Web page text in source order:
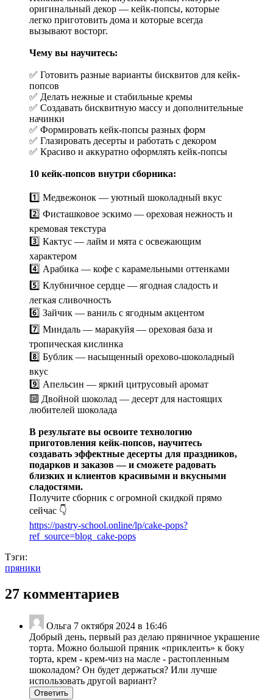
оригинальный декор — кейк-попсы, которые
легко приготовить дома и которые всегда
вызывают восторг.
Чему вы научитесь:
✅ Готовить разные варианты бисквитов для кейк-
попсов
✅ Делать нежные и стабильные кремы
✅ Создавать бисквитную массу и дополнительные
начинки
✅ Формировать кейк-попсы разных форм
✅ Глазировать десерты и работать с декором
✅ Красиво и аккуратно оформлять кейк-попсы
10 кейк-попсов внутри сборника:
1️⃣ Медвежонок — уютный шоколадный вкус
2️⃣ Фисташковое эскимо — ореховая нежность и
кремовая текстура
3️⃣ Кактус — лайм и мята с освежающим
характером
4️⃣ Арабика — кофе с карамельными оттенками
5️⃣ Клубничное сердце — ягодная сладость и
легкая сливочность
6️⃣ Зайчик — ваниль с ягодным акцентом
7️⃣ Миндаль — маракуйя — ореховая база и
тропическая кислинка
8️⃣ Бублик — насыщенный орехово-шоколадный
вкус
9️⃣ Апельсин — яркий цитрусовый аромат
🔟 Двойной шоколад — десерт для настоящих
любителей шоколада
В результате вы освоите технологию
приготовления кейк-попсов, научитесь
создавать эффектные десерты для праздников,
подарков и заказов — и сможете радовать
близких и клиентов красивыми и вкусными
сладостями.
Получите сборник с огромной скидкой прямо
сейчас 👇
https://pastry-school.online/lp/cake-pops?
ref_source=blog_cake-pops
Тэги:
пряники
27 комментариев
Ольга 7 октября 2024 в 16:46
Добрый день, первый раз делаю пряничное украшение
торта. Можно большой пряник «приклеить» к боку
торта, крем - крем-чиз на масле - растопленным
шоколадом? Он будет держаться? Или лучше
использовать другой вариант?
Ответить